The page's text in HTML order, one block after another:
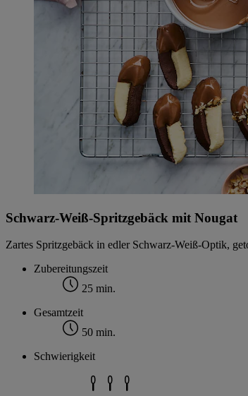
Schwarz-Weiß-Spritzgebäck mit Nougat
Zartes Spritzgebäck in edler Schwarz-Weiß-Optik,
Zubereitungszeit
25 min.
Gesamtzeit
50 min.
Schwierigkeit